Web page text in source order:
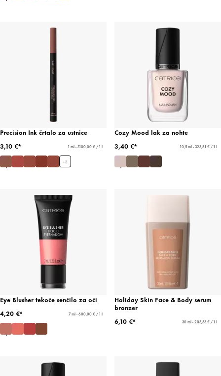
Precision Ink črtalo za ustnice
3,10 €*
1 ml - 3100,00 € / 1 l
+5
Cozy Mood lak za nohte
3,40 €*
10,5 ml - 323,81 € / 1 l
Eye Blusher tekoče senčilo za oči
4,20 €*
7 ml - 600,00 € / 1 l
Holiday Skin Face & Body serum
bronzer
6,10 €*
30 ml - 203,33 € / 1 l